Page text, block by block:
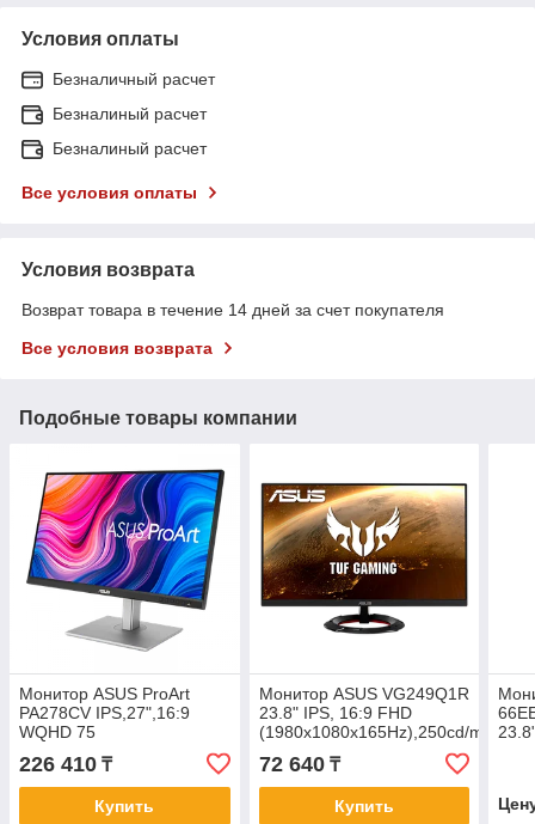
Условия оплаты
Безналичный расчет
Безналиный расчет
Безналиный расчет
Все условия оплаты
Условия возврата
Возврат товара в течение 14 дней за счет покупателя
Все условия возврата
Подобные товары компании
Монитор ASUS ProArt
PA278CV IPS,27",16:9
WQHD 75
Hz,350cd/m2,1K:1,178/178,5ms,Calman,Spkrs
2W,HDMI,2xDP
226 410 ₸
Купить
Монитор ASUS VG249Q1R
23.8" IPS, 16:9 FHD
(1980x1080x165Hz),250cd/
72 640₸
Купить